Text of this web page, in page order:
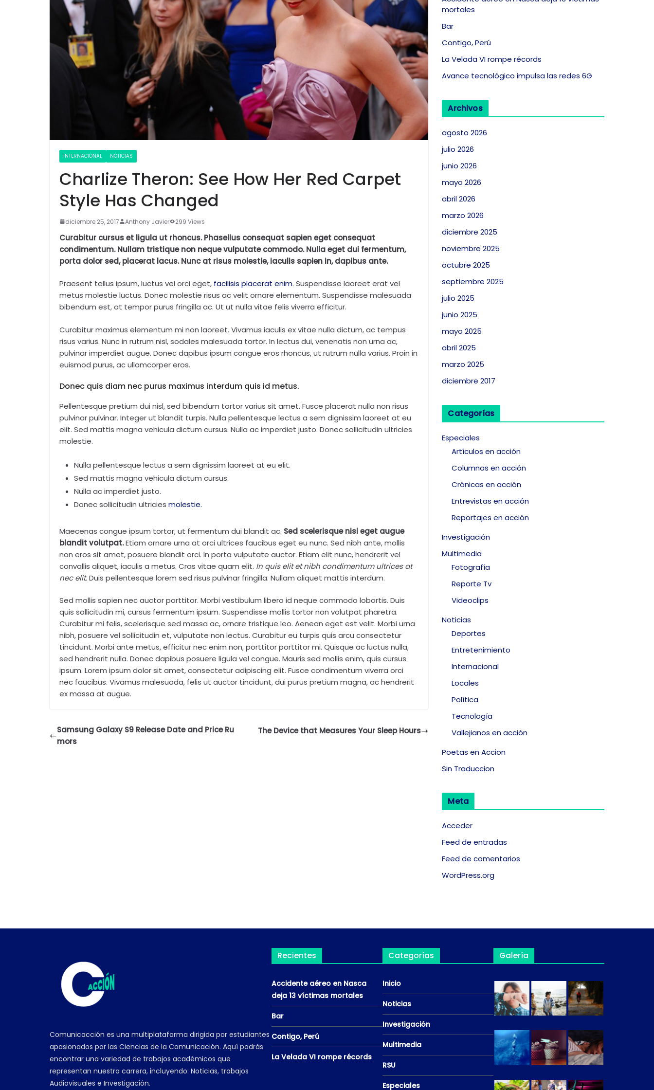
INTERNACIONAL NOTICIAS
Charlize Theron: See How Her Red Carpet
Style Has Changed
diciembre 25, 2017 Anthony Javier 299 Views
Curabitur cursus et ligula ut rhoncus. Phasellus consequat sapien eget consequat
condimentum. Nullam tristique non neque vulputate commodo. Nulla eget dui fermentum,
porta dolor sed, placerat lacus. Nunc at risus molestie, iaculis sapien in, dapibus ante.
Praesent tellus ipsum, luctus vel orci eget, facilisis placerat enim. Suspendisse laoreet erat vel
metus molestie luctus. Donec molestie risus ac velit ornare elementum. Suspendisse malesuada
bibendum est, at tempor purus fringilla ac. Ut ut nulla vitae felis viverra efficitur.
Curabitur maximus elementum mi non laoreet. Vivamus iaculis ex vitae nulla dictum, ac tempus
risus varius. Nunc in rutrum nisl, sodales malesuada tortor. In lectus dui, venenatis non urna ac,
pulvinar imperdiet augue. Donec dapibus ipsum congue eros rhoncus, ut rutrum nulla varius. Proin in
euismod purus, ac ullamcorper eros.
Donec quis diam nec purus maximus interdum quis id metus.
Pellentesque pretium dui nisl, sed bibendum tortor varius sit amet. Fusce placerat nulla non risus
pulvinar pulvinar. Integer ut blandit turpis. Nulla pellentesque lectus a sem dignissim laoreet at eu
elit. Sed mattis magna vehicula dictum cursus. Nulla ac imperdiet justo. Donec sollicitudin ultricies
molestie.
Nulla pellentesque lectus a sem dignissim laoreet at eu elit.
Sed mattis magna vehicula dictum cursus.
Nulla ac imperdiet justo.
Donec sollicitudin ultricies molestie.
Maecenas congue ipsum tortor, ut fermentum dui blandit ac. Sed scelerisque nisi eget augue
blandit volutpat.Etiam ornare urna at orci ultrices faucibus eget eu nunc. Sed nibh ante, mollis
non eros sit amet, posuere blandit orci. In porta vulputate auctor. Etiam elit nunc, hendrerit vel
convallis aliquet, iaculis a metus. Cras vitae quam elit. In quis elit et nibh condimentum ultrices at
nec elit. Duis pellentesque lorem sed risus pulvinar fringilla. Nullam aliquet mattis interdum.
Sed mollis sapien nec auctor porttitor. Morbi vestibulum libero id neque commodo lobortis. Duis
quis sollicitudin mi, cursus fermentum ipsum. Suspendisse mollis tortor non volutpat pharetra.
Curabitur mi felis, scelerisque sed massa ac, ornare tristique leo. Aenean eget est velit. Morbi urna
nibh, posuere vel sollicitudin et, vulputate non lectus. Curabitur eu turpis quis arcu consectetur
tincidunt. Morbi ante metus, efficitur nec enim non, porttitor porttitor mi. Quisque ac luctus nulla,
sed hendrerit nulla. Donec dapibus posuere ligula vel congue. Mauris sed mollis enim, quis cursus
ipsum. Lorem ipsum dolor sit amet, consectetur adipiscing elit. Fusce condimentum viverra orci
nec faucibus. Vivamus malesuada, felis ut auctor tincidunt, dui purus pretium magna, ac hendrerit
ex massa at augue.
Samsung Galaxy S9 Release Date and Price Ru
mors
The Device that Measures Your Sleep Hours
mortales
Bar
Contigo, Perú
La Velada VI rompe récords
Avance tecnológico impulsa las redes 6G
Archivos
agosto 2026
julio 2026
junio 2026
mayo 2026
abril 2026
marzo 2026
diciembre 2025
noviembre 2025
octubre 2025
septiembre 2025
julio 2025
junio 2025
mayo 2025
abril 2025
marzo 2025
diciembre 2017
Categorías
Especiales
Artículos en acción
Columnas en acción
Crónicas en acción
Entrevistas en acción
Reportajes en acción
Investigación
Multimedia
Fotografía
Reporte Tv
Videoclips
Noticias
Deportes
Entretenimiento
Internacional
Locales
Política
Tecnología
Vallejianos en acción
Poetas en Accion
Sin Traduccion
Meta
Acceder
Feed de entradas
Feed de comentarios
WordPress.org
Comunicacción es una multiplataforma dirigida por estudiantes
apasionados por las Ciencias de la Comunicación. Aquí podrás
encontrar una variedad de trabajos académicos que
representan nuestra carrera, incluyendo: Noticias, trabajos
Audiovisuales e Investigación.
Recientes
Accidente aéreo en Nasca
deja 13 víctimas mortales
Bar
Contigo, Perú
La Velada VI rompe récords
Categorías
Inicio
Noticias
Investigación
Multimedia
RSU
Especiales
Galería